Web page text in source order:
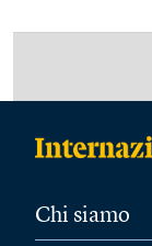
Chi siamo